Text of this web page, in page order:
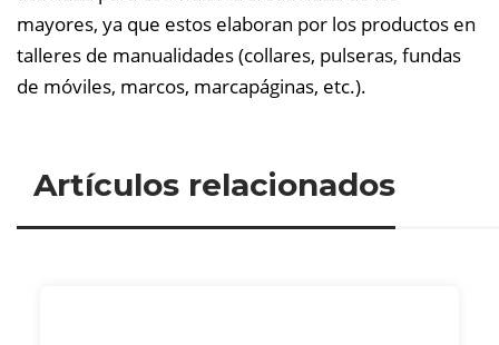
mayores, ya que estos elaboran por los productos en
talleres de manualidades (collares, pulseras, fundas
de móviles, marcos, marcapáginas, etc.).
Artículos relacionados